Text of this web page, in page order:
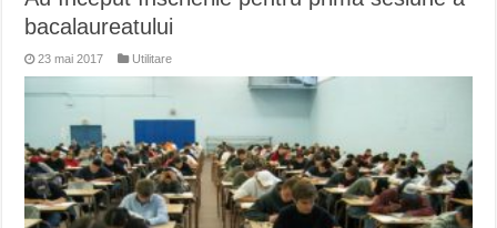
bacalaureatului
23 mai 2017 Utilitare